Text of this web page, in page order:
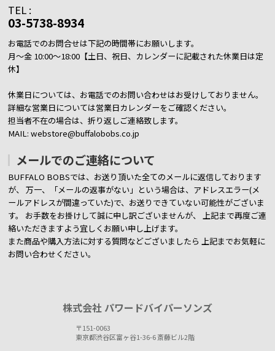
TEL :
03-5738-8934
お電話でのお問合せは下記の時間帯にお願いします。
月～金 10:00～18:00【土日、祝日、カレンダーに記載された休業日は定
休】
休業日については、お電話でのお問い合わせはお受けしておりません。
詳細な営業日については営業日カレンダーをご確認ください。
担当者不在の場合は、折り返しご連絡致します。
MAIL: webstore@buffalobobs.co.jp
メールでのご連絡について
BUFFALO BOBSでは、お送り頂いた全てのメールに返信しております
が、 万一、「メールの返事がない」という場合は、アドレスエラー(メ
ールアドレスが間違っていた)で、お送りできていない可能性がございま
す。 お手数をお掛けして誠に申し訳ございませんが、 上記まで再度ご連
絡いただきますよう宜しくお願い申し上げます。
また商品や購入方法に対する質問などございましたら上記までお気軽に
お問い合わせください。
株式会社 パワードバイパーソンズ
〒151-0063
東京都渋谷区富ヶ谷1-36-6 斎藤ビル2階